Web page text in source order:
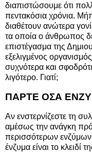
διαπιστώσουμε ότι
πεντακόσια χρόνια.
διαθέτουν ανώτερα
τα οποία ο άνθρωπος
επιστέγασμα της
εξελιγμένος
συχνότερα και
λιγότερο. Γιατί;
ΠΑΡΤΕ ΟΣΑ
Αν ενστερνίζεστε τη
αμέσως την ανάγκη
περισσότερων
ένζυμα είναι το κλειδί